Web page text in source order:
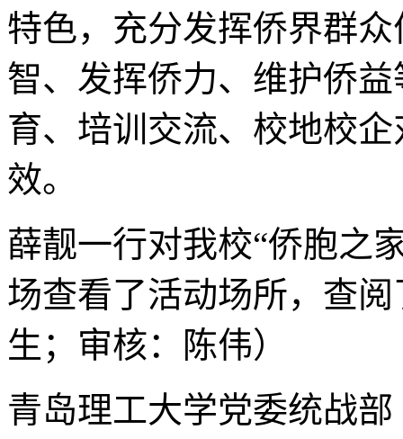
特色，充分发挥侨界群
智、发挥侨力、维护侨
育、培训交流、校地校
效。
薛靓一行对我校“侨胞之
场查看了活动场所，查
生；审核：陈伟）
青岛理工大学党委统